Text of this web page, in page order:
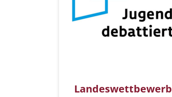
Landeswettbewerb